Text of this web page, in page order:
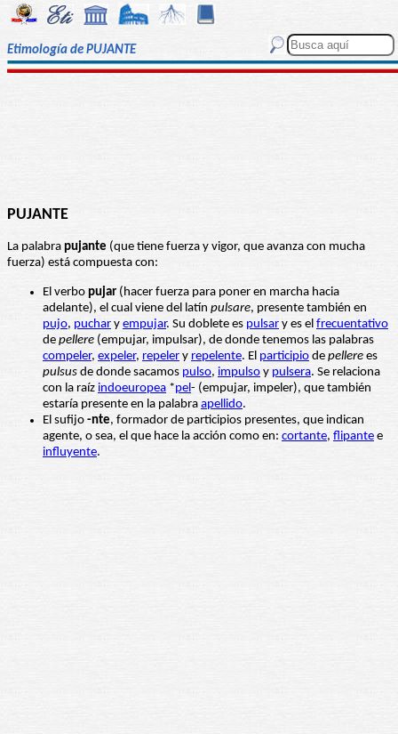
Etimología de PUJANTE
PUJANTE
La palabra pujante (que tiene fuerza y vigor, que avanza con mucha
fuerza) está compuesta con:
El verbo pujar (hacer fuerza para poner en marcha hacia
adelante), el cual viene del latín pulsare, presente también en
pujo, puchar y empujar. Su doblete es pulsar y es el frecuentativo
de pellere (empujar, impulsar), de donde tenemos las palabras
compeler, expeler, repeler y repelente. El participio de pellere es
pulsus de donde sacamos pulso, impulso y pulsera. Se relaciona
con la raíz indoeuropea *pel- (empujar, impeler), que también
estaría presente en la palabra apellido.
El sufijo -nte, formador de participios presentes, que indican
agente, o sea, el que hace la acción como en: cortante, flipante e
influyente.